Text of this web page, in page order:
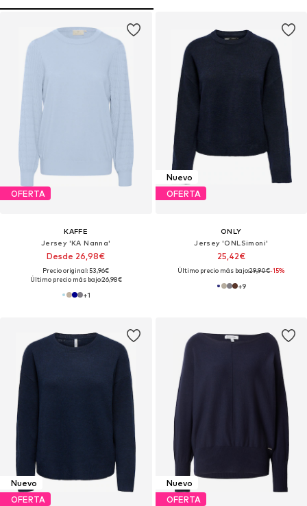
OFERTA
KAFFE
Jersey 'KA Nanna'
Desde 26,98€
Precio original: 53,96€
Último precio más bajo:26,98€
+1
Nuevo
OFERTA
ONLY
Jersey 'ONLSimoni'
25,42€
Último precio más bajo:29,90€-15%
+9
Nuevo
OFERTA
Nuevo
OFERTA